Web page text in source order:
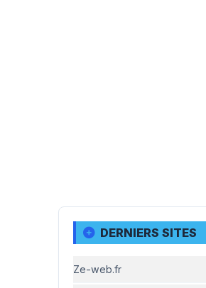
DERNIERS SITES
Ze-web.fr